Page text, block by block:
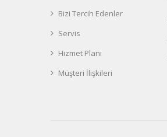
Bizi Tercih Edenler
Servis
Hizmet Planı
Müşteri İlişkileri